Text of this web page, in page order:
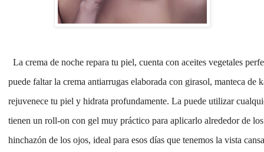
La crema de noche repara tu piel, cuenta con aceites vegetales
puede faltar la crema antiarrugas elaborada con girasol, manteca de
rejuvenece tu piel y hidrata profundamente. La puede utilizar
tienen un roll-on con gel muy práctico para aplicarlo alrededor de
hinchazón de los ojos, ideal para esos días que tenemos la vista